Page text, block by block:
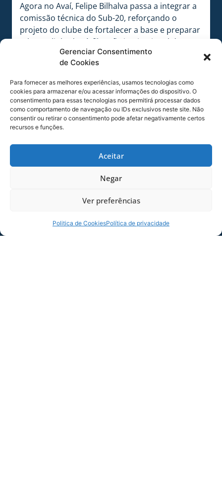
Gerenciar Consentimento
de Cookies
Para fornecer as melhores experiências, usamos tecnologias como
cookies para armazenar e/ou acessar informações do dispositivo. O
consentimento para essas tecnologias nos permitirá processar dados
como comportamento de navegação ou IDs exclusivos neste site. Não
consentir ou retirar o consentimento pode afetar negativamente certos
recursos e funções.
Aceitar
Negar
Ver preferências
Politica de CookiesPolítica de privacidade
Agora no Avaí, Felipe Bilhalva passa a integrar a
comissão técnica do Sub-20, reforçando o
projeto do clube de fortalecer a base e preparar
atletas alinhados à filosofia institucional dentro
e fora de campo. “Chego ao Avaí muito motivado
e feliz pela oportunidade. Quero contribuir com
o desenvolvimento dos atletas do Sub-20 e com
o trabalho de formação do clube, buscando
evolução diária dentro e fora de campo”,
destacou.
As categorias de base do Avaí seguem em
destaque no cenário nacional e estadual. De
onde já saíram atletas como Raphinha e Gabriel
Magalhães, o trabalho formativo do clube tem
garantido conquistas importantes para o Leão.
Campeonato Brasileiro da Série B Sub-20, do
Copa Santa Catarina nas categorias Sub-12 e